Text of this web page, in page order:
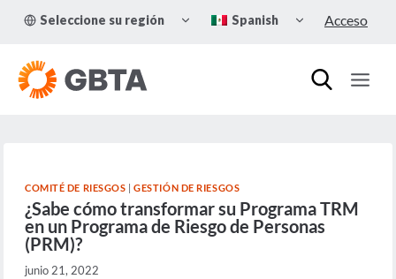
Seleccione su región
TOGGLE
CHILD
Spanish
CHILDAcceso
COMITÉ DE RIESGOS |GESTIÓN DE RIESGOS
¿Sabe cómo transformar su Programa TRM
en un Programa de Riesgo de Personas
(PRM)?
junio 21, 2022